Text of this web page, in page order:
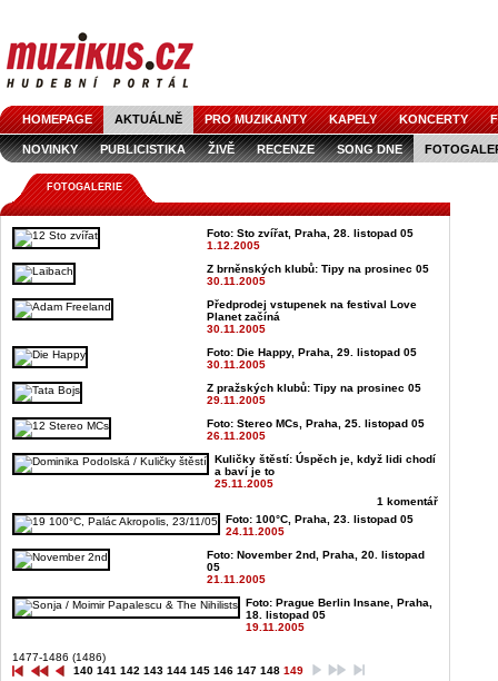
HOMEPAGE AKTUÁLNĚ PRO MUZIKANTY KAPELY KONCERTY
NOVINKY PUBLICISTIKA ŽIVĚ RECENZE SONG DNE
FOTOGALERIE
Foto: Sto zvířat, Praha, 28. listopad 05
1.12.2005
Z brněnských klubů: Tipy na prosinec 05
30.11.2005
Předprodej vstupenek na festival Love
Planet začíná
30.11.2005
Foto: Die Happy, Praha, 29. listopad 05
30.11.2005
Z pražských klubů: Tipy na prosinec 05
29.11.2005
Foto: Stereo MCs, Praha, 25. listopad 05
26.11.2005
Kuličky štěstí: Úspěch je, když lidi chodí
a baví je to
25.11.2005
1 komentář
Foto: 100°C, Praha, 23. listopad 05
24.11.2005
Foto: November 2nd, Praha, 20. listopad
05
21.11.2005
Foto: Prague Berlin Insane, Praha,
18. listopad 05
19.11.2005
1477-1486 (1486)
140 141 142 143 144 145 146 147 148 149